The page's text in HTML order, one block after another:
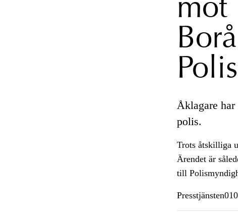
mot
Åklagare
polis.
Trots åtskilliga
Ärendet är
till